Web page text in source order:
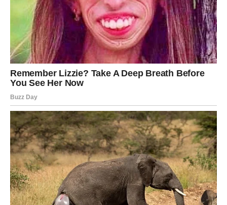
ZAJEDNO
Kada se čovjek osjeća sigurnije finansijski, lakše
pronalazi mir i u drugim dijelovima života.
Zbog toga će mnogi Blizanci u narednom periodu osjetiti i
veću emotivnu stabilnost.
Slobodni Blizanci mogli bi upoznati osobu koja ih
inspiriše da vjeruju u ljepšu budućnost.
Zauzeti će osjetiti kako se odnos sa voljenom osobom
popravlja jer nestaje dio stresa koji ih je dugo
opterećivao.